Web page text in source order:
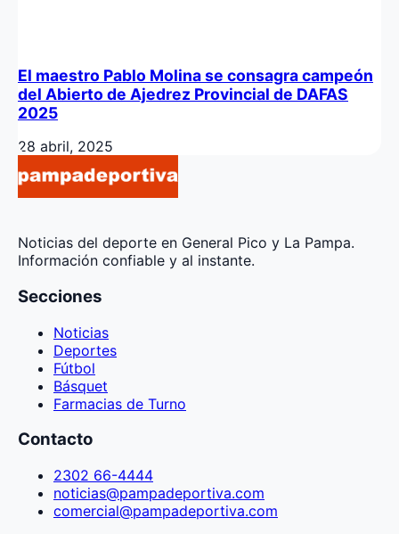
El maestro Pablo Molina se consagra campeón
del Abierto de Ajedrez Provincial de DAFAS
2025
28 abril, 2025
Noticias del deporte en General Pico y La Pampa.
Información confiable y al instante.
Secciones
Noticias
Deportes
Fútbol
Básquet
Farmacias de Turno
Contacto
2302 66-4444
noticias@pampadeportiva.com
comercial@pampadeportiva.com